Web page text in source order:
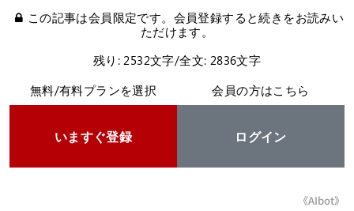
この記事は会員限定です。会員登録すると続きをお読みい
ただけます。
残り: 2532文字/全文: 2836文字
無料/有料プランを選択
いますぐ登録
会員の方はこちら
ログイン
《AIbot》